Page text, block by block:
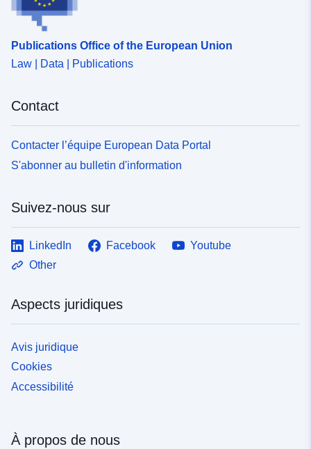
Publications Office of the European Union
Law | Data | Publications
Contact
Contacter l’équipe European Data Portal
S'abonner au bulletin d'information
Suivez-nous sur
LinkedIn Facebook
Youtube
Other
Aspects juridiques
Avis juridique
Cookies
Accessibilité
À propos de nous